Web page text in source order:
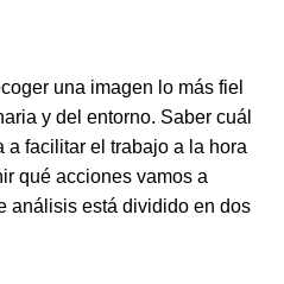
una imagen lo más fiel
y del entorno. Saber cuál
a facilitar el trabajo a la hora
qué acciones vamos a
análisis está dividido en dos